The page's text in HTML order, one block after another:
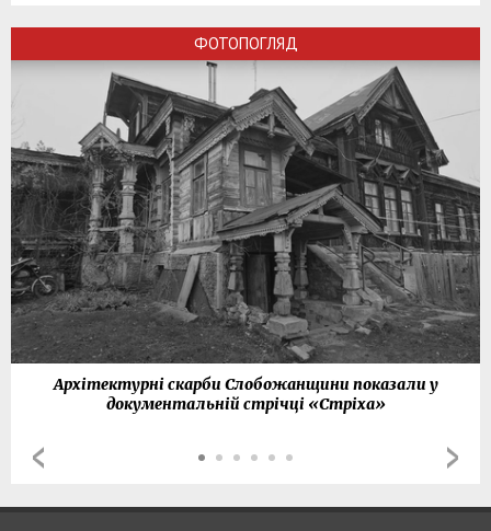
ФОТОПОГЛЯД
Архітектурні скарби Слобожанщини показали у
документальній стрічці «Стріха»